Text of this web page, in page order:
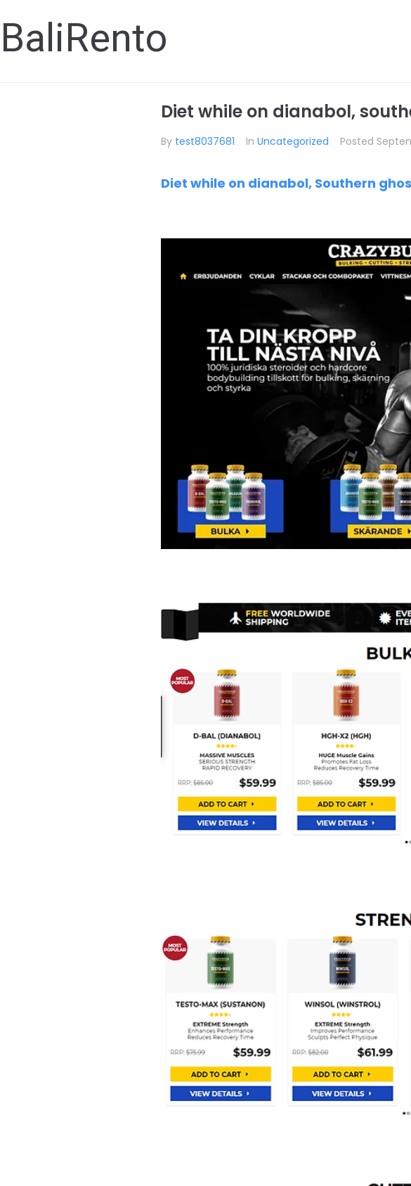
BaliRento
Diet while on dianabol,
By test8037681 In Uncategorized Posted
Diet while on dianabol, Southern